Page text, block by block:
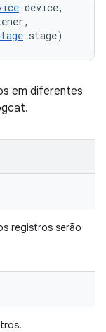
device,
stage)
em diferentes
registros serão